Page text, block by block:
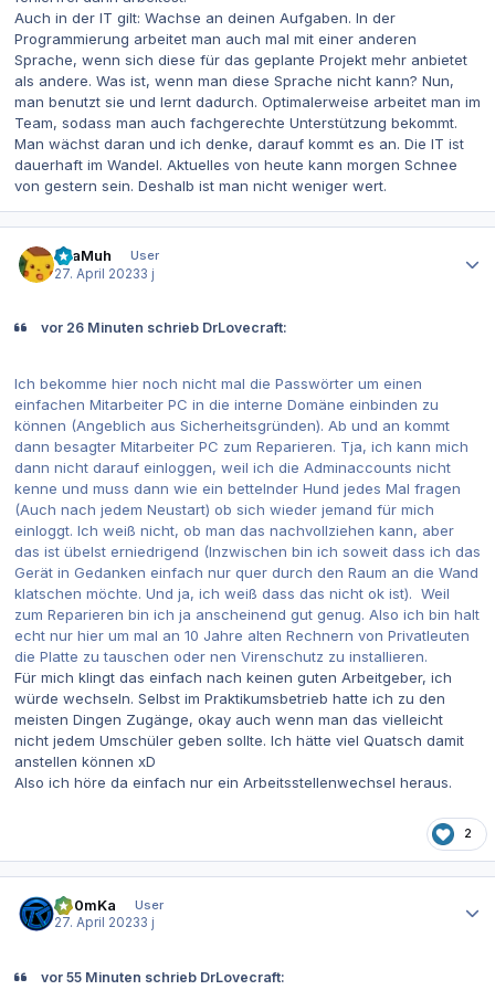
Auch in der IT gilt: Wachse an deinen Aufgaben. In der
Programmierung arbeitet man auch mal mit einer anderen
Sprache, wenn sich diese für das geplante Projekt mehr anbietet
als andere. Was ist, wenn man diese Sprache nicht kann? Nun,
man benutzt sie und lernt dadurch. Optimalerweise arbeitet man im
Team, sodass man auch fachgerechte Unterstützung bekommt.
Man wächst daran und ich denke, darauf kommt es an. Die IT ist
dauerhaft im Wandel. Aktuelles von heute kann morgen Schnee
von gestern sein. Deshalb ist man nicht weniger wert.
MiaMuh
User
27. April 20233 j
vor 26 Minuten schrieb DrLovecraft:
Ich bekomme hier noch nicht mal die Passwörter um einen
einfachen Mitarbeiter PC in die interne Domäne einbinden zu
können (Angeblich aus Sicherheitsgründen). Ab und an kommt
dann besagter Mitarbeiter PC zum Reparieren. Tja, ich kann mich
dann nicht darauf einloggen, weil ich die Adminaccounts nicht
kenne und muss dann wie ein bettelnder Hund jedes Mal fragen
(Auch nach jedem Neustart) ob sich wieder jemand für mich
einloggt. Ich weiß nicht, ob man das nachvollziehen kann, aber
das ist übelst erniedrigend (Inzwischen bin ich soweit dass ich das
Gerät in Gedanken einfach nur quer durch den Raum an die Wand
klatschen möchte. Und ja, ich weiß dass das nicht ok ist). Weil
zum Reparieren bin ich ja anscheinend gut genug. Also ich bin halt
echt nur hier um mal an 10 Jahre alten Rechnern von Privatleuten
die Platte zu tauschen oder nen Virenschutz zu installieren.
Für mich klingt das einfach nach keinen guten Arbeitgeber, ich
würde wechseln. Selbst im Praktikumsbetrieb hatte ich zu den
meisten Dingen Zugänge, okay auch wenn man das vielleicht
nicht jedem Umschüler geben sollte. Ich hätte viel Quatsch damit
anstellen können xD
Also ich höre da einfach nur ein Arbeitsstellenwechsel heraus.
2
Th0mKa
User
27. April 20233 j
vor 55 Minuten schrieb DrLovecraft: